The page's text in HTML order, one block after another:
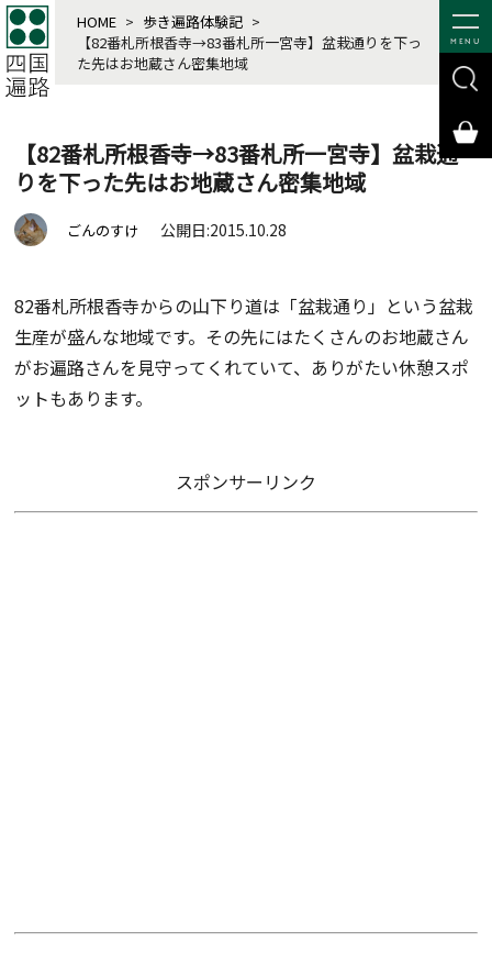
MENU
HOME > 歩き遍路体験記 >
【82番札所根香寺→83番札所一宮寺】盆栽通りを下っ
た先はお地蔵さん密集地域
【82番札所根香寺→83番札所一宮寺】盆栽通
りを下った先はお地蔵さん密集地域
ごんのすけ 公開日:2015.10.28
82番札所根香寺からの山下り道は「盆栽通り」という盆栽
生産が盛んな地域です。その先にはたくさんのお地蔵さん
がお遍路さんを見守ってくれていて、ありがたい休憩スポ
ットもあります。
スポンサーリンク